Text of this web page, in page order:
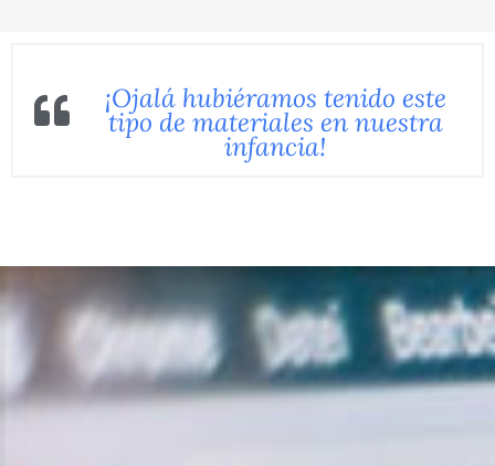
¡Ojalá hubiéramos tenido este
tipo de materiales en nuestra
infancia!